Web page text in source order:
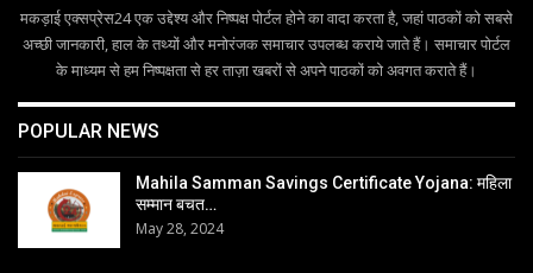
मकड़ाई एक्सप्रेस24 एक उद्देश्य और निष्पक्ष पोर्टल होने का वादा करता है, जहां पाठकों को सबसे
अच्छी जानकारी, हाल के तथ्यों और मनोरंजक समाचार उपलब्ध कराये जाते हैं। समाचार पोर्टल
के माध्यम से हम निष्पक्षता से हर ताज़ा खबरों से अपने पाठकों को अवगत कराते हैं।
POPULAR NEWS
Mahila Samman Savings Certificate Yojana: महिला
सम्मान बचत…
May 28, 2024